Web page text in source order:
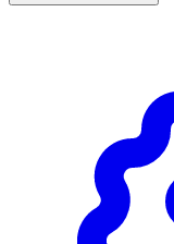
• En resespåse